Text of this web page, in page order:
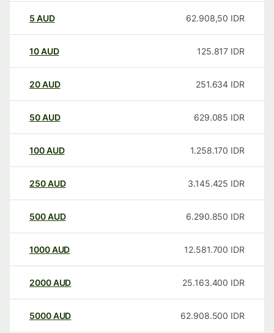
5 AUD 62.908,50 IDR
10AUD 125.817 IDR
20AUD 251.634 IDR
50AUD 629.085 IDR
100AUD 1.258.170 IDR
250AUD 3.145.425 IDR
500AUD 6.290.850 IDR
1000AUD 12.581.700 IDR
2000AUD 25.163.400 IDR
5000AUD 62.908.500 IDR